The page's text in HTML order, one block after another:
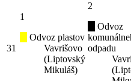
31
1
Odvoz plastov
Vavrišovo
(Liptovský
Mikuláš)
2
Odvoz
odpadu